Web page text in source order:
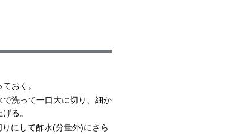
おく。
洗って一口大に切り、細か
る。
にして酢水(分量外)にさら